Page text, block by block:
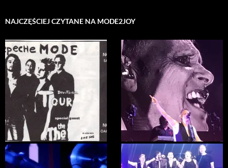
NAJCZĘŚCIEJ CZYTANE NA MODE2JOY